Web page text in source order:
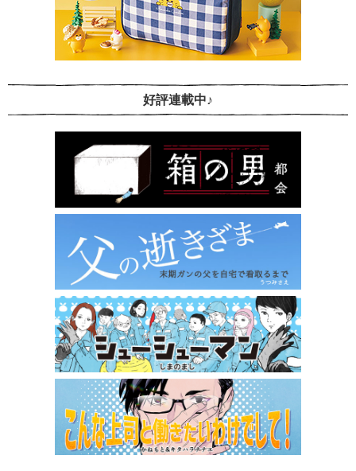
好評連載中♪